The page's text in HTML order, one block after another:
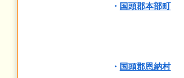
・ 国頭郡本部町
・ 国頭郡恩納村